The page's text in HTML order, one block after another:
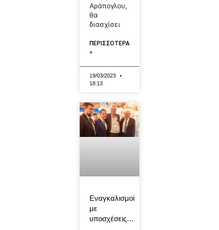
Αράπογλου,
θα
διασχίσει
ΠΕΡΙΣΣΟΤΕΡΑ
»
19/03/2023
18:13
Εναγκαλισμοί
με
υποσχέσεις…